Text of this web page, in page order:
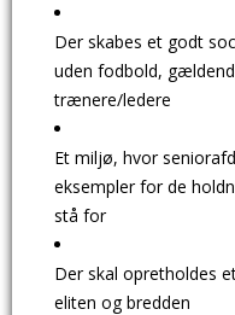
Der skabes et godt
uden fodbold,
trænere/ledere
​Et miljø, hvor
eksempler for de
stå for
Der skal opretholdes
eliten og bredden